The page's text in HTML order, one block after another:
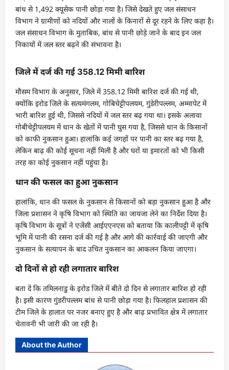
बांध से 1,492 क्यूसेक पानी छोड़ा गया है। जिसे देखते हुए जल संसाधन
विभाग ने ग्रामीणों को नदियों और नालों के किनारों से दूर रहने के लिए कहा है।
जल संसाधन विभाग के मुताबिक, बांध से पानी छोड़े जाने के बाद इन जल
निकायों में जल स्तर बढ़ने की संभावना है।
जिले में दर्ज की गई 358.12 मिमी बारिश
मौसम विभाग के अनुसार, जिले में 358.12 मिमी बारिश दर्ज की गई थी,
क्योंकि इरोड जिले के सत्यमंगलम, गोबिचेट्टीपलयम, गुंडेरीपल्लम, अम्मापेट में
भारी बारिश हुई थी, जिससे नदियों में जल स्तर बढ़ गया था। इसके अलावा
गोबीचेट्टीपलयम में धान के खेतों में पानी घुस गया है, जिससे धान के किसानों
को काफी नुकसान हुआ। हालांकि कई जगहों पर पानी का स्तर बढ़ गया है,
लेकिन बाढ़ की कोई सूचना नहीं मिली है और घरों या इमारतों को भी किसी
तरह का कोई नुकसान नहीं पहुंचा है।
धान की फसल का हुआ नुकसान
हालांकि, धान की फसल के नुकसान से किसानों को बड़ा नुकसान हुआ है और
जिला प्रशासन ने कृषि विभाग को स्थिति का जायजा लेने का निर्देश दिया है।
कृषि विभाग के सूत्रों ने एजेंसी आईएएनएस को बताया कि कालीपट्टी में कृषि
भूमि में पानी की रसना दर्ज की गई है और आगे की कार्रवाई की जाएगी और
नुकसान के सत्यापन के बाद उचित नुकसान का आकलन किया जाएगा।
दो दिनों से हो रही लगातार बारिश
बता दें कि तमिलनाडु के इरोड जिले में बीते दो दिन से लगातार बारिश हो रही
है। इसी कारण गुंडरीपल्लम बांध से पानी छोड़ा गया है। फिलहाल प्रशासन की
टीम जिले के हालात पर नजर बनाए हुए है और बाढ़ प्रभावित क्षेत्र में लगातार
चेतावनी भी जारी की जा रही है।
About the Author